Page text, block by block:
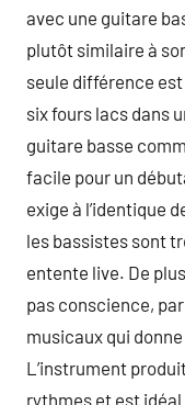
avec une guitare
plutôt similaire à
seule différence
six fours lacs dans
guitare basse
facile pour un
exige à l’identique
les bassistes sont
entente live. De
pas conscience,
musicaux qui
L’instrument
rythmes et est